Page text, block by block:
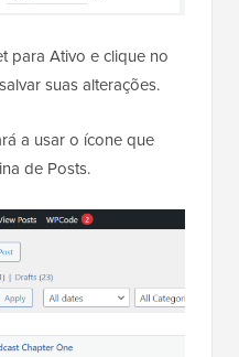
para Ativo e clique no
suas alterações.
a usar o ícone que
de Posts.